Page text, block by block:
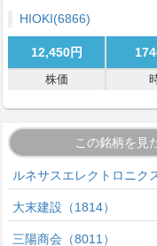
HIOKI(6866)
12,450円
株価
この銘柄を見
ルネサスエレクトロニク
大末建設（1814）
三陽商会（8011）